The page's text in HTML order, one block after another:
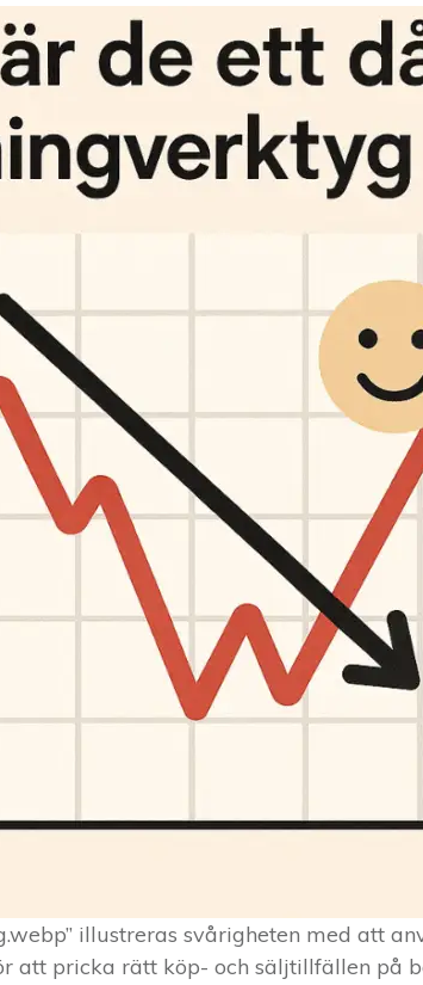
illustreras svårigheten med att
att pricka rätt köp- och säljtillfällen på